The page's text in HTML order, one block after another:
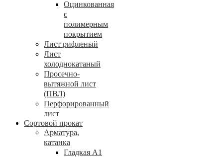
Оцинкованная
с
полимерным
покрытием
Лист рифленый
Лист
холоднокатаный
Просечно-
вытяжной лист
(ПВЛ)
Перфорированный
лист
Сортовой прокат
Арматура,
катанка
Гладкая А1